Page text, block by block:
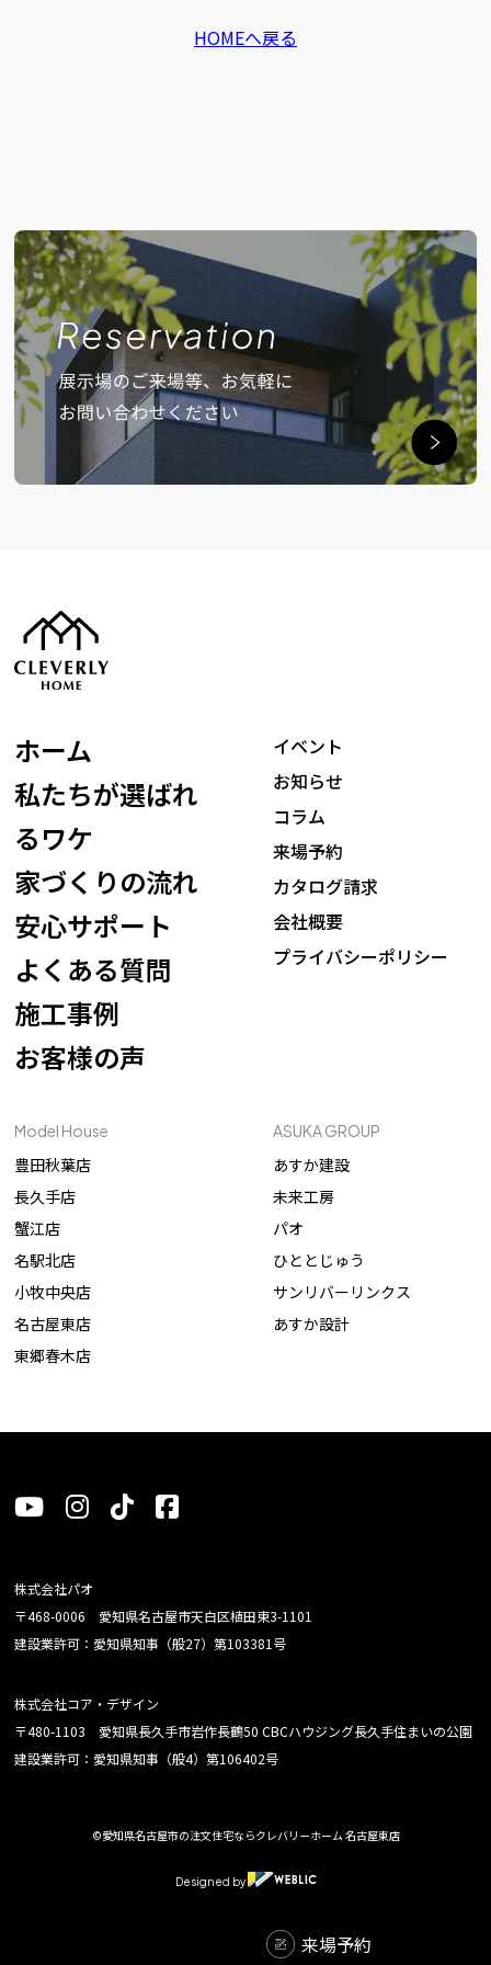
HOMEへ戻る
ホーム
私たちが選ばれ
るワケ
家づくりの流れ
安心サポート
よくある質問
施工事例
お客様の声
イベント
お知らせ
コラム
来場予約
カタログ請求
会社概要
プライバシーポリシー
Model House
豊田秋葉店
長久手店
蟹江店
名駅北店
小牧中央店
名古屋東店
東郷春木店
ASUKA GROUP
あすか建設
未来工房
パオ
ひととじゅう
サンリバーリンクス
あすか設計
来場予約
株式会社パオ
〒468-0006 愛知県名古屋市天白区植田東3-1101
建設業許可：愛知県知事（般27）第103381号
株式会社コア・デザイン
〒480-1103 愛知県長久手市岩作長鶴50 CBCハウジング長久手住まいの公園
建設業許可：愛知県知事（般4）第106402号
©愛知県名古屋市の注文住宅ならクレバリーホーム 名古屋東店
Designed by